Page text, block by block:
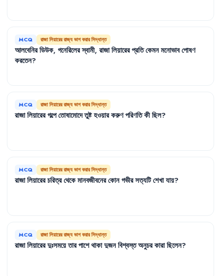
MCQ রাজা লিয়ারের রাজ্য ভাগ করার সিদ্ধান্ত
আলবেনিরডিউক, গনেরিলেরস্বামী, রাজালিয়ারেরপ্রতিকেমনমনোভাবপোষণ
করতেন?
MCQ রাজা লিয়ারের রাজ্য ভাগ করার সিদ্ধান্ত
রাজালিয়ারেরগল্পেতোষামোদেতুষ্টহওয়ারকরুণপরিণতিকীছিল?
MCQ রাজা লিয়ারের রাজ্য ভাগ করার সিদ্ধান্ত
রাজালিয়ারেরচরিত্রথেকেমানবজীবনেরকোনগভীরসত্যটিশেখাযায়?
MCQ রাজা লিয়ারের রাজ্য ভাগ করার সিদ্ধান্ত
রাজালিয়ারেরদুঃসময়েতারপাশেথাকাদুজনবিশ্বস্তঅনুচরকারাছিলেন?